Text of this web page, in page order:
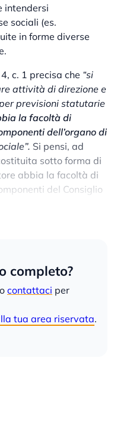
intendersi
sociali (es.
in forme diverse
c. 1 precisa che “si
attività di direzione e
previsioni statutarie
la facoltà di
dell’organo di
Si pensi, ad
sotto forma di
abbia la facoltà di
del Consiglio
completo?
o contattaci per
tua area riservata.